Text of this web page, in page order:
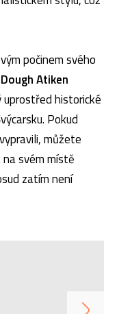
počinem svého
Dough Atiken
historické
Pokud
můžete
svém místě
zatím není